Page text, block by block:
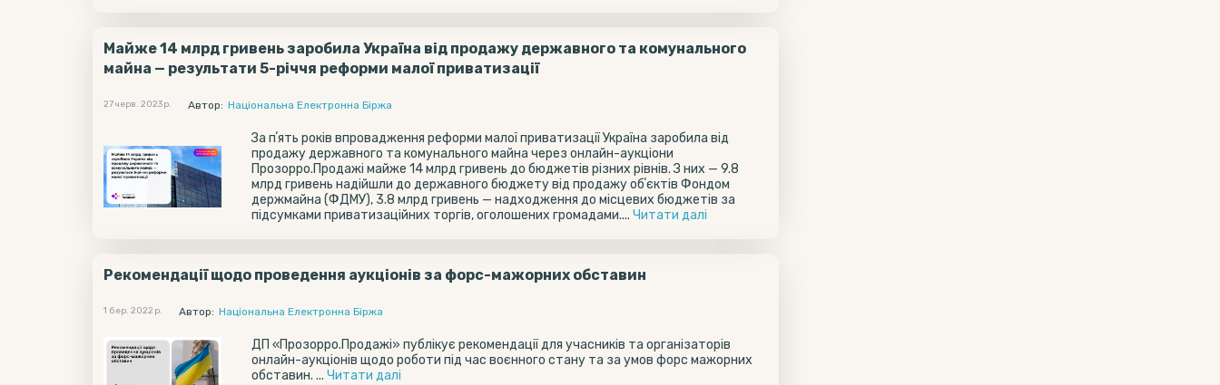
Майже 14 млрд гривень заробила Україна від продажу державного та комунального
майна — результати 5-річчя реформи малої приватизації
27 черв. 2023 р. Автор: Національна Електронна Біржа
За пʼять років впровадження реформи малої приватизації Україна заробила від
продажу державного та комунального майна через онлайн-аукціони
Прозорро.Продажі майже 14 млрд гривень до бюджетів різних рівнів. З них — 9.8
млрд гривень надійшли до державного бюджету від продажу обʼєктів Фондом
держмайна (ФДМУ), 3.8 млрд гривень — надходження до місцевих бюджетів за
підсумками приватизаційних торгів, оголошених громадами.... Читати далi
Рекомендації щодо проведення аукціонів за форс-мажорних обставин
1 бер. 2022 р. Автор: Національна Електронна Біржа
ДП «Прозорро.Продажі» публікує рекомендації для учасників та організаторів
онлайн-аукціонів щодо роботи під час воєнного стану та за умов форс мажорних
обставин. ... Читати далi